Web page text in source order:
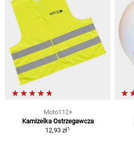
Moto112+
Kamizelka Ostrzegawcza
12,93 zł1